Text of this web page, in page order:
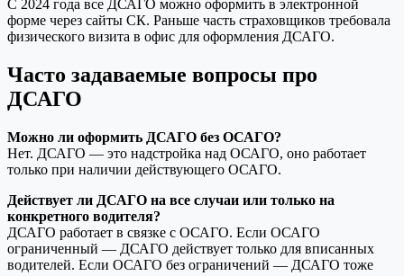
С 2024 года все ДСАГО можно оформить в электронной
форме через сайты СК. Раньше часть страховщиков требовала
физического визита в офис для оформления ДСАГО.
Часто задаваемые вопросы про
ДСАГО
Можно ли оформить ДСАГО без ОСАГО?
Нет. ДСАГО — это надстройка над ОСАГО, оно работает
только при наличии действующего ОСАГО.
Действует ли ДСАГО на все случаи или только на
конкретного водителя?
ДСАГО работает в связке с ОСАГО. Если ОСАГО
ограниченный — ДСАГО действует только для вписанных
водителей. Если ОСАГО без ограничений — ДСАГО тоже